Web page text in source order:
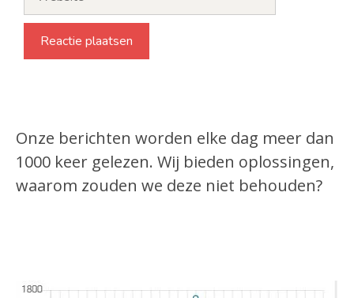
Onze berichten worden elke dag meer dan
1000 keer gelezen. Wij bieden oplossingen,
waarom zouden we deze niet behouden?